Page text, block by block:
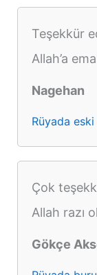
Teşekkür
Allah’a
Nagehan
Rüyada
Çok
Allah razı
Gökçe